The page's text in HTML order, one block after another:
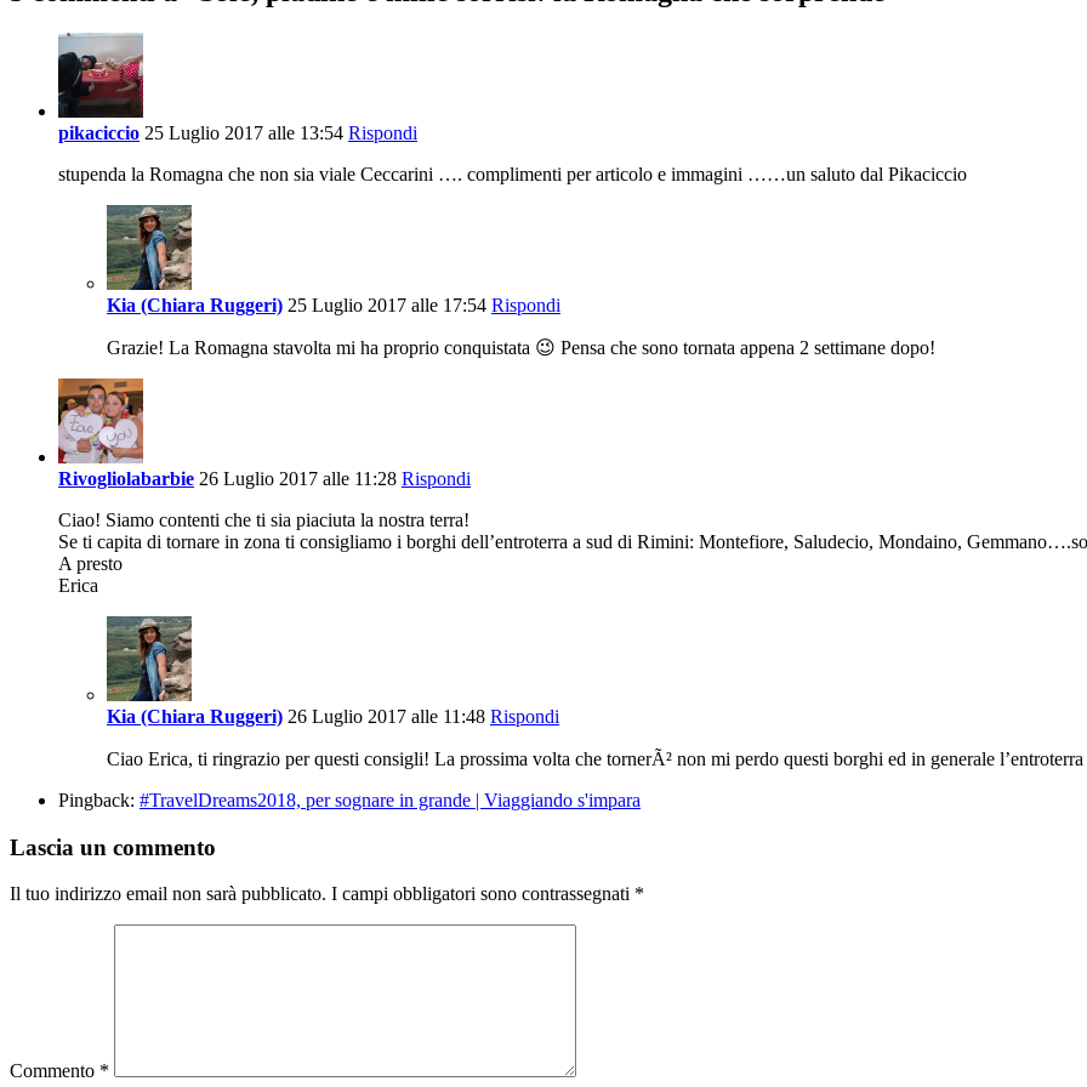
pikaciccio 25 Luglio 2017 alle 13:54 Rispondi
stupenda la Romagna che non sia viale Ceccarini …. complimenti per articolo e immagini ……un saluto dal Pikaciccio
Kia (Chiara Ruggeri) 25 Luglio 2017 alle 17:54 Rispondi
Grazie! La Romagna stavolta mi ha proprio conquistata 😉 Pensa che sono tornata appena 2 settimane dopo!
Rivogliolabarbie 26 Luglio 2017 alle 11:28 Rispondi
Ciao! Siamo contenti che ti sia piaciuta la nostra terra!
Se ti capita di tornare in zona ti consigliamo i borghi dell’entroterra a sud di Rimini: Montefiore, Saludecio, Mondaino,
A presto
Erica
Kia (Chiara Ruggeri) 26 Luglio 2017 alle 11:48 Rispondi
Ciao Erica, ti ringrazio per questi consigli! La prossima volta che tornerÃ² non mi perdo questi borghi ed in generale
Pingback: #TravelDreams2018, per sognare in grande | Viaggiando s'impara
Lascia un commento
Il tuo indirizzo email non sarà pubblicato. I campi obbligatori sono contrassegnati *
Commento *